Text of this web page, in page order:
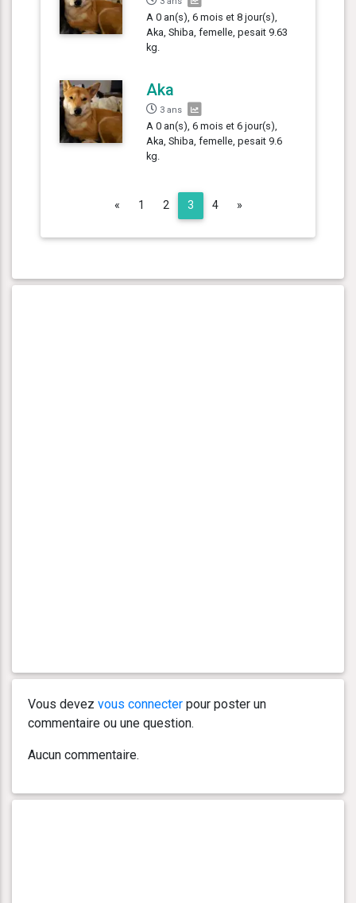
A 0 an(s), 6 mois et 8 jour(s),
Aka, Shiba, femelle, pesait 9.63
kg.
Aka
3 ans
A 0 an(s), 6 mois et 6 jour(s),
Aka, Shiba, femelle, pesait 9.6
kg.
«Previous
1 2 3 4 »Next
Vous devez vous connecter pour poster un
commentaire ou une question.
Aucun commentaire.